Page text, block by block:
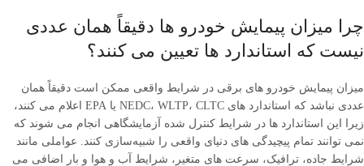
چرا میزان پیمایش خودرو ها دقیقاً همان عددی
نیست که استاندارد ها تعیین می ‌کنند؟
میزان پیمایش خودرو های برقی در شرایط واقعی ممکن است دقیقاً همان
عددی نباشد که استاندارد های NEDC، WLTP، CLTC یا EPA اعلام می‌ کنند،
زیرا این استاندارد ها در شرایط کنترل ‌شده آزمایشگاهی انجام می ‌شوند که
نمی ‌توانند تمام پیچیدگی ‌های دنیای واقعی را شبیه‌سازی کنند. عواملی مانند
شرایط جاده، ترافیک، سرعت ‌های متغیر، شرایط آب و هوا و بار اضافی می